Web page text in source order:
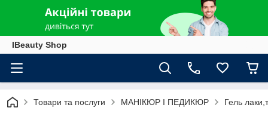
IBeauty Shop
Товари та послуги МАНІКЮР І ПЕДИКЮР Гель